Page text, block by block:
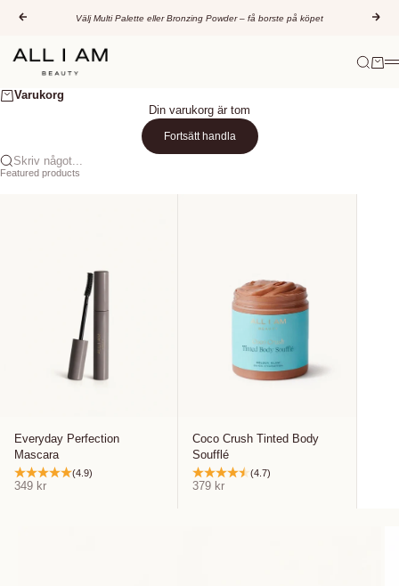
FöregåendeVälj Multi Palette eller Bronzing Powder – få borste på köpet
Sök
Varukorg
Din varukorg är tom
Fortsätt handla
Skriv något...
Featured products
Everyday Perfection
Mascara
(4.9)
REA-pris
349 kr
Coco Crush Tinted Body
Soufflé
(4.7)
REA-pris
379 kr